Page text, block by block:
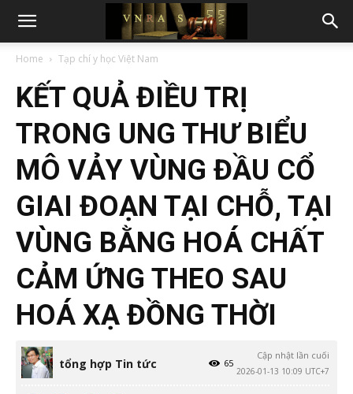
Home Tạp chí y học Việt Nam
KẾT QUẢ ĐIỀU TRỊ
TRONG UNG THƯ BIỂU
MÔ VẢY VÙNG ĐẦU CỔ
GIAI ĐOẠN TẠI CHỖ, TẠI
VÙNG BẰNG HOÁ CHẤT
CẢM ỨNG THEO SAU
HOÁ XẠ ĐỒNG THỜI
tổng hợp Tin tức
Cập nhật lần cuối
2026-01-13 10:09 UTC+7
65